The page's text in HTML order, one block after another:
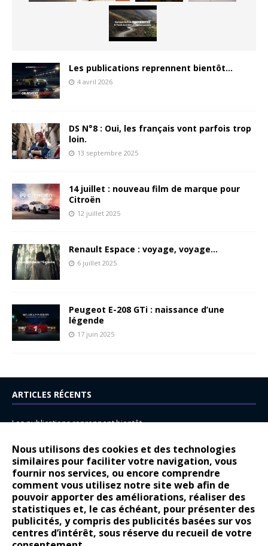
Nous utilisons des cookies et des technologies
similaires pour faciliter votre navigation, vous
fournir nos services, ou encore comprendre
comment vous utilisez notre site web afin de
pouvoir apporter des améliorations, réaliser des
statistiques et, le cas échéant, pour présenter des
publicités, y compris des publicités basées sur vos
centres d’intérêt, sous réserve du recueil de votre
Les publications reprennent bientôt…
4 avril 2026
DS N°8 : Oui, les français vont parfois trop
loin.
13 septembre 2025
14 juillet : nouveau film de marque pour
Citroën
12 juillet 2025
Renault Espace : voyage, voyage…
6 juillet 2025
Peugeot E-208 GTi : naissance d’une
légende
17 juin 2025
ARTICLES RÉCENTS
Les publications reprennent bientôt…
14 juillet : nouveau film de marque pour Citroën
Renault Espace : voyage, voyage…
Peugeot E-208 GTi : naissance d’une légende
COMMENTAIRES RÉCENTS